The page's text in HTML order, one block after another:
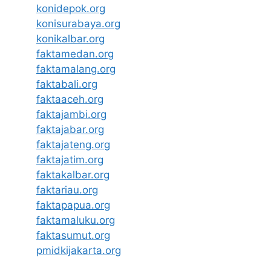
konidepok.org
konisurabaya.org
konikalbar.org
faktamedan.org
faktamalang.org
faktabali.org
faktaaceh.org
faktajambi.org
faktajabar.org
faktajateng.org
faktajatim.org
faktakalbar.org
faktariau.org
faktapapua.org
faktamaluku.org
faktasumut.org
pmidkijakarta.org